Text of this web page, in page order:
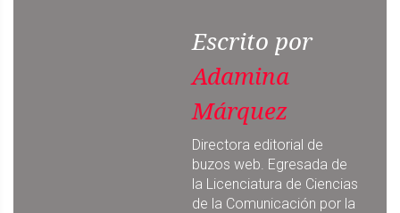
Escrito por
Adamina
Márquez
Directora editorial de
buzos web. Egresada de
la Licenciatura de Ciencias
de la Comunicación por la